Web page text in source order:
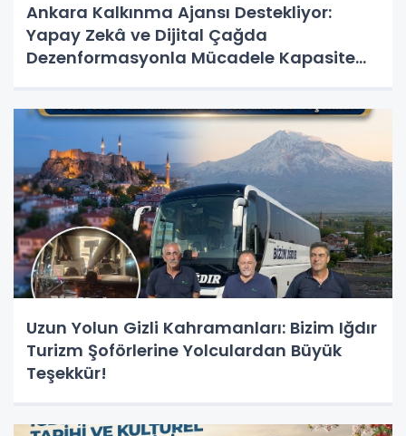
Ankara Kalkınma Ajansı Destekliyor:
Yapay Zekâ ve Dijital Çağda
Dezenformasyonla Mücadele Kapasite
Uzun Yolun Gizli Kahramanları: Bizim Iğdır
Turizm Şoförlerine Yolculardan Büyük
Teşekkür!